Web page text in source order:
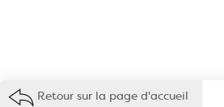
Retour sur la page d'accueil